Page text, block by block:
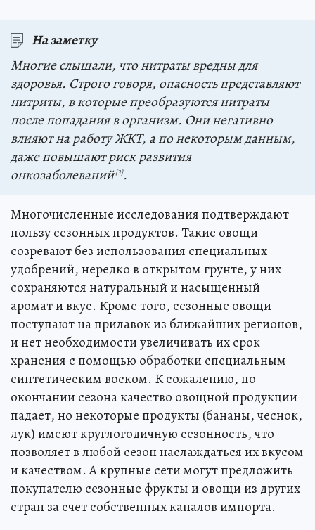
На заметку
Многие слышали, что нитраты вредны для
здоровья. Строго говоря, опасность представляют
нитриты, в которые преобразуются нитраты
после попадания в организм. Они негативно
влияют на работу ЖКТ, а по некоторым данным,
даже повышают риск развития
онкозаболеваний [3].
Многочисленные исследования подтверждают
пользу сезонных продуктов. Такие овощи
созревают без использования специальных
удобрений, нередко в открытом грунте, у них
сохраняются натуральный и насыщенный
аромат и вкус. Кроме того, сезонные овощи
поступают на прилавок из ближайших регионов,
и нет необходимости увеличивать их срок
хранения с помощью обработки специальным
синтетическим воском. К сожалению, по
окончании сезона качество овощной продукции
падает, но некоторые продукты (бананы, чеснок,
лук) имеют круглогодичную сезонность, что
позволяет в любой сезон наслаждаться их вкусом
и качеством. А крупные сети могут предложить
покупателю сезонные фрукты и овощи из других
стран за счет собственных каналов импорта.